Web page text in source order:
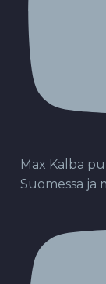
Max Kalba
Suomessa ja